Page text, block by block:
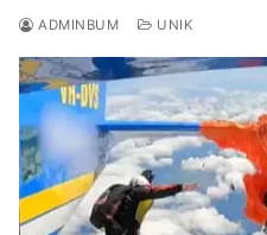
ADMINBUM UNIK